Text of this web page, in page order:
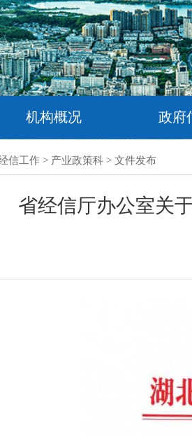
机构概况 政府
信工作 > 产业政策科 > 文件发布
省经信厅办公室关